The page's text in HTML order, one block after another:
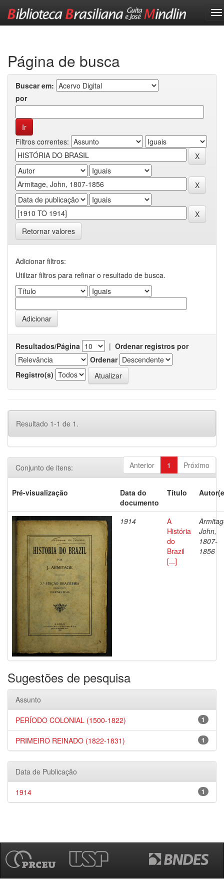
Página de busca
Buscar em:
por
Filtros correntes:
Retornar valores
Adicionar filtros:
Utilizar filtros para refinar o resultado de busca.
Resultados/Página | Ordenar registros por
Ordenar
Registro(s)
Resultado 1-1 de 1.
Anterior 1 Próximo
Conjunto de itens:
Pré-visualização
Data do
documento
Título
1914
A
História
do
Brazil
[...]
John,
1807-
1856
Sugestões de pesquisa
Assunto
1
PERÍODO COLONIAL (1500-1822)
1
PRIMEIRO REINADO (1822-1831)
Data de Publicação
1
1914